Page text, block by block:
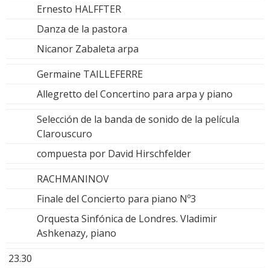
Ernesto HALFFTER
Danza de la pastora
Nicanor Zabaleta arpa
Germaine TAILLEFERRE
Allegretto del Concertino para arpa y piano
Selección de la banda de sonido de la película
Clarouscuro
compuesta por David Hirschfelder
RACHMANINOV
Finale del Concierto para piano Nº3
Orquesta Sinfónica de Londres. Vladimir
Ashkenazy, piano
23.30